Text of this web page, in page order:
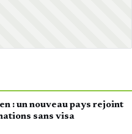
: un nouveau pays rejoint
sans visa